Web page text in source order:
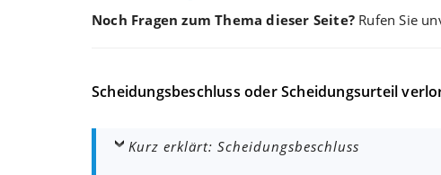
Noch Fragen zum Thema dieser Seite? Rufen Sie
Scheidungsbeschluss oder Scheidungsurteil
Kurz erklärt: Scheidungsbeschluss